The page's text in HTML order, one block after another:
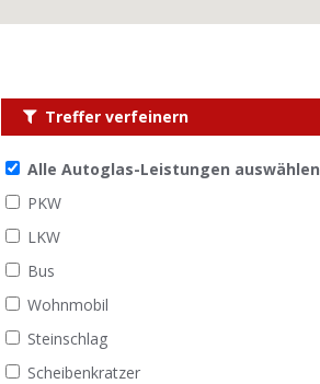
Treffer verfeinern
Alle Autoglas-Leistungen auswählen
PKW
LKW
Bus
Wohnmobil
Steinschlag
Scheibenkratzer